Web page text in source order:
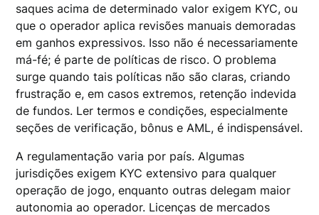
saques acima de determinado valor exigem KYC, ou
que o operador aplica revisões manuais demoradas
em ganhos expressivos. Isso não é necessariamente
má-fé; é parte de políticas de risco. O problema
surge quando tais políticas não são claras, criando
frustração e, em casos extremos, retenção indevida
de fundos. Ler termos e condições, especialmente
seções de verificação, bônus e AML, é indispensável.
A regulamentação varia por país. Algumas
jurisdições exigem KYC extensivo para qualquer
operação de jogo, enquanto outras delegam maior
autonomia ao operador. Licenças de mercados